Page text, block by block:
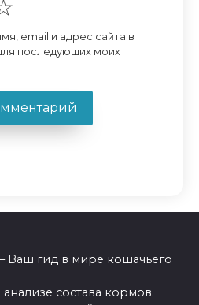
email и адрес сайта в
последующих моих
Ваш гид в мире кошачьего
состава кормов.